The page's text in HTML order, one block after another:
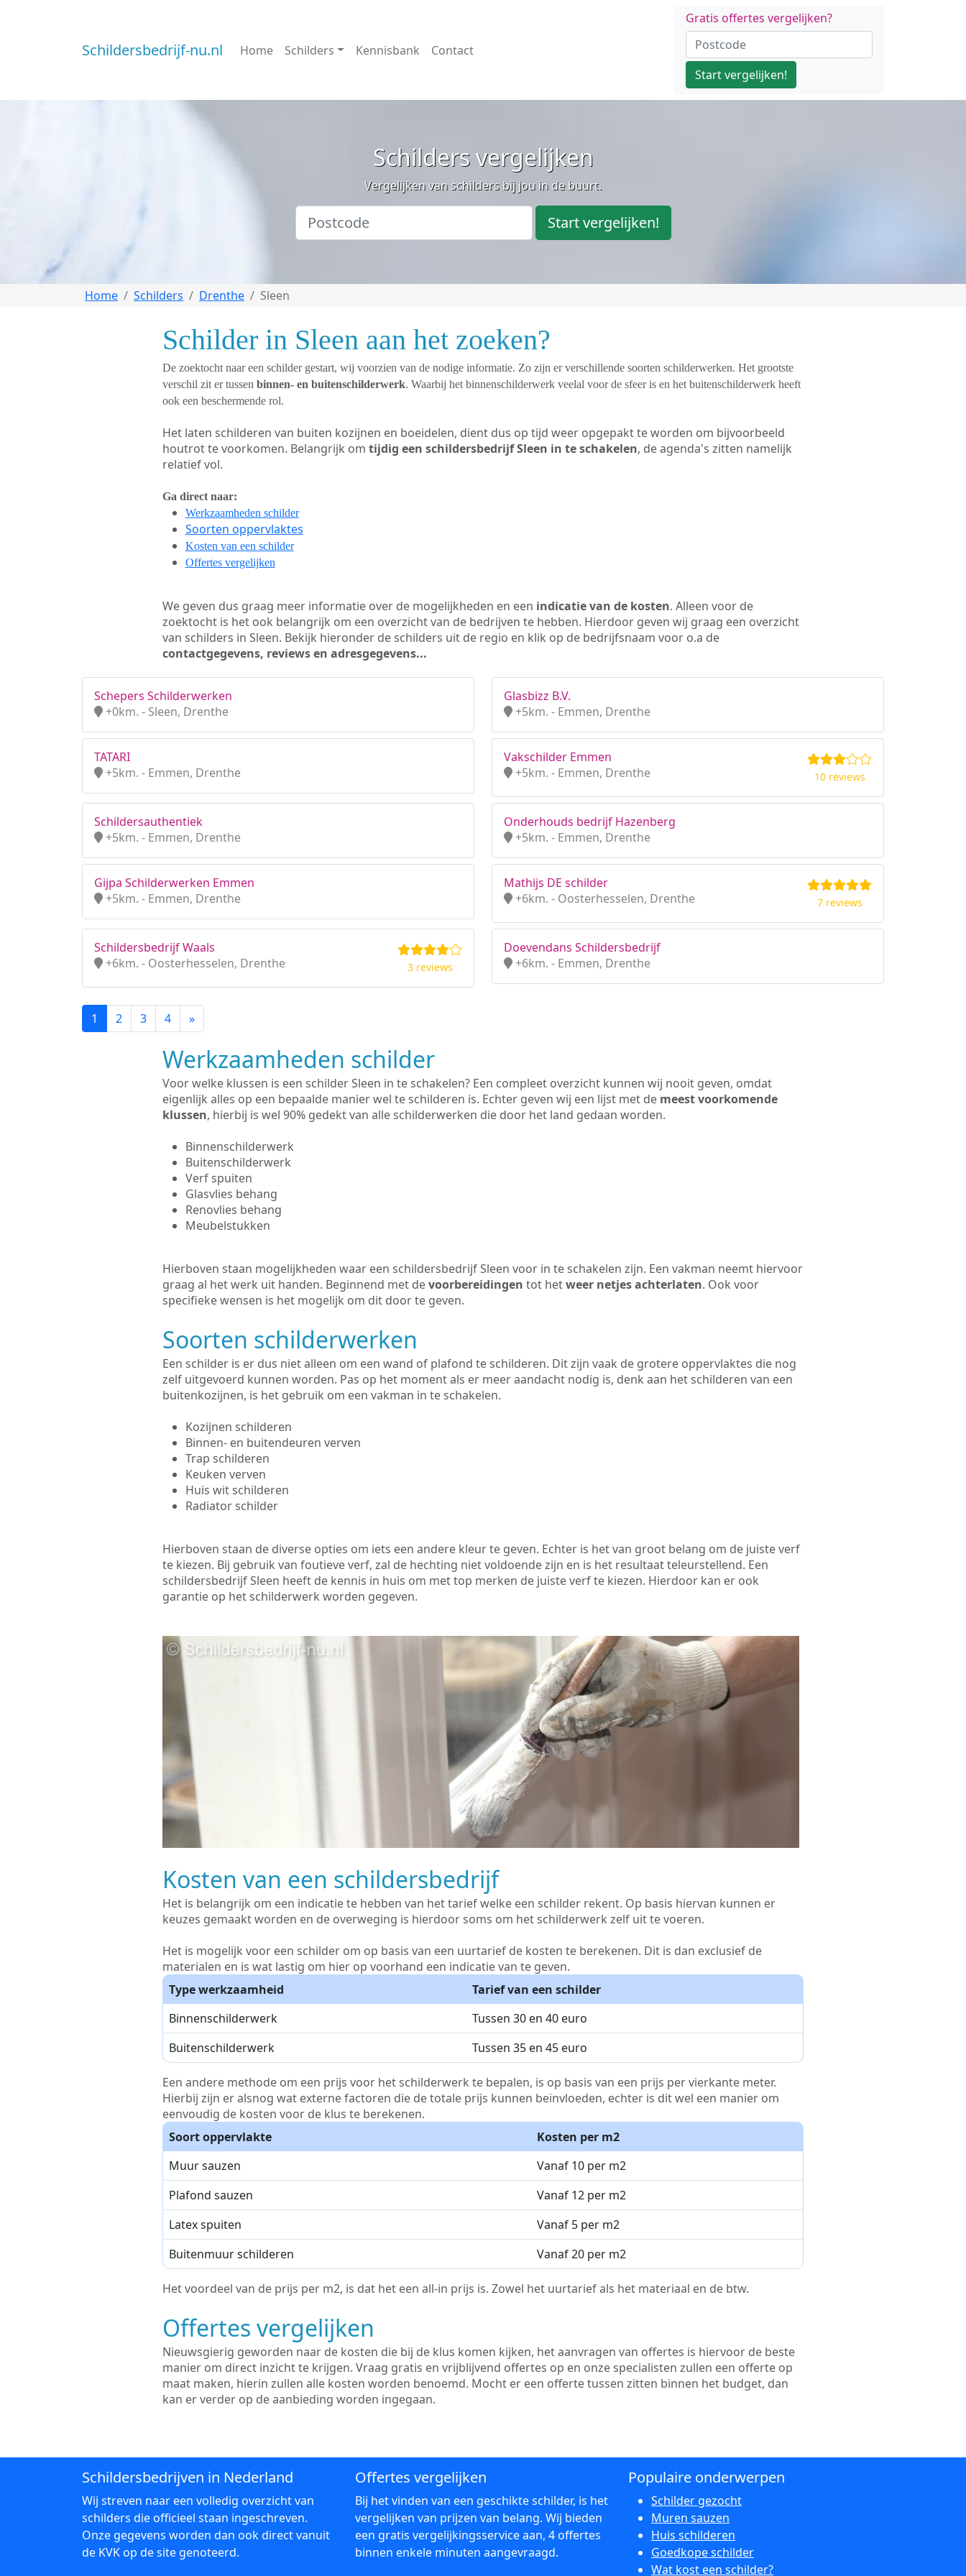
Schildersbedrijf-nu.nl Home Schilders Kennisbank Contact
Gratis offertes vergelijken?
Start vergelijken!
Schilders vergelijken
Vergelijken van schilders bij jou in de buurt.
Start vergelijken!
Home Schilders Drenthe Sleen
Schilder in Sleen aan het zoeken?
De zoektocht naar een schilder gestart, wij voorzien van de nodige informatie. Zo zijn er verschillende soorten schilderwerken. Het grootste
verschil zit er tussen binnen- en buitenschilderwerk. Waarbij het binnenschilderwerk veelal voor de sfeer is en het buitenschilderwerk heeft
ook een beschermende rol.
Het laten schilderen van buiten kozijnen en boeidelen, dient dus op tijd weer opgepakt te worden om bijvoorbeeld
houtrot te voorkomen. Belangrijk om tijdig een schildersbedrijf Sleen in te schakelen, de agenda's zitten namelijk
relatief vol.
Ga direct naar:
Werkzaamheden schilder
Soorten oppervlaktes
Kosten van een schilder
Offertes vergelijken
We geven dus graag meer informatie over de mogelijkheden en een indicatie van de kosten. Alleen voor de
zoektocht is het ook belangrijk om een overzicht van de bedrijven te hebben. Hierdoor geven wij graag een overzicht
van schilders in Sleen. Bekijk hieronder de schilders uit de regio en klik op de bedrijfsnaam voor o.a de
contactgegevens, reviews en adresgegevens...
Schepers Schilderwerken
+0km. - Sleen, Drenthe
Glasbizz B.V.
+5km. - Emmen, Drenthe
TATARI
+5km. - Emmen, Drenthe
Vakschilder Emmen
+5km. - Emmen, Drenthe
10 reviews
Schildersauthentiek
+5km. - Emmen, Drenthe
Onderhouds bedrijf Hazenberg
+5km. - Emmen, Drenthe
Gijpa Schilderwerken Emmen
+5km. - Emmen, Drenthe
Mathijs DE schilder
+6km. - Oosterhesselen, Drenthe
7 reviews
Schildersbedrijf Waals
+6km. - Oosterhesselen, Drenthe
3 reviews
Doevendans Schildersbedrijf
+6km. - Emmen, Drenthe
1 2 3 4 »
Werkzaamheden schilder
Voor welke klussen is een schilder Sleen in te schakelen? Een compleet overzicht kunnen wij nooit geven, omdat
eigenlijk alles op een bepaalde manier wel te schilderen is. Echter geven wij een lijst met de meest voorkomende
klussen, hierbij is wel 90% gedekt van alle schilderwerken die door het land gedaan worden.
Binnenschilderwerk
Buitenschilderwerk
Verf spuiten
Glasvlies behang
Renovlies behang
Meubelstukken
Hierboven staan mogelijkheden waar een schildersbedrijf Sleen voor in te schakelen zijn. Een vakman neemt hiervoor
graag al het werk uit handen. Beginnend met devoorbereidingen tot hetweer netjes achterlaten. Ook voor
specifieke wensen is het mogelijk om dit door te geven.
Soorten schilderwerken
Een schilder is er dus niet alleen om een wand of plafond te schilderen. Dit zijn vaak de grotere oppervlaktes die nog
zelf uitgevoerd kunnen worden. Pas op het moment als er meer aandacht nodig is, denk aan het schilderen van een
buitenkozijnen, is het gebruik om een vakman in te schakelen.
Kozijnen schilderen
Binnen- en buitendeuren verven
Trap schilderen
Keuken verven
Huis wit schilderen
Radiator schilder
Hierboven staan de diverse opties om iets een andere kleur te geven. Echter is het van groot belang om de juiste verf
te kiezen. Bij gebruik van foutieve verf, zal de hechting niet voldoende zijn en is het resultaat teleurstellend. Een
schildersbedrijf Sleen heeft de kennis in huis om met top merken de juiste verf te kiezen. Hierdoor kan er ook
garantie op het schilderwerk worden gegeven.
Kosten van een schildersbedrijf
Het is belangrijk om een indicatie te hebben van het tarief welke een schilder rekent. Op basis hiervan kunnen er
keuzes gemaakt worden en de overweging is hierdoor soms om het schilderwerk zelf uit te voeren.
Het is mogelijk voor een schilder om op basis van een uurtarief de kosten te berekenen. Dit is dan exclusief de
materialen en is wat lastig om hier op voorhand een indicatie van te geven.
Type werkzaamheid
Tarief van een schilder
Binnenschilderwerk
Tussen 30 en 40 euro
Buitenschilderwerk
Tussen 35 en 45 euro
Een andere methode om een prijs voor het schilderwerk te bepalen, is op basis van een prijs per vierkante meter.
Hierbij zijn er alsnog wat externe factoren die de totale prijs kunnen beïnvloeden, echter is dit wel een manier om
eenvoudig de kosten voor de klus te berekenen.
Soort oppervlakte
Kosten per m2
Muur sauzen
Vanaf 10 per m2
Plafond sauzen
Vanaf 12 per m2
Latex spuiten
Vanaf 5 per m2
Buitenmuur schilderen
Vanaf 20 per m2
Het voordeel van de prijs per m2, is dat het een all-in prijs is. Zowel het uurtarief als het materiaal en de btw.
Offertes vergelijken
Nieuwsgierig geworden naar de kosten die bij de klus komen kijken, het aanvragen van offertes is hiervoor de beste
manier om direct inzicht te krijgen. Vraag gratis en vrijblijvend offertes op en onze specialisten zullen een offerte op
maat maken, hierin zullen alle kosten worden benoemd. Mocht er een offerte tussen zitten binnen het budget, dan
kan er verder op de aanbieding worden ingegaan.
Schildersbedrijven in Nederland
Wij streven naar een volledig overzicht van
schilders die officieel staan ingeschreven.
Onze gegevens worden dan ook direct vanuit
de KVK op de site genoteerd.
Offertes vergelijken
Bij het vinden van een geschikte schilder, is het
vergelijken van prijzen van belang. Wij bieden
een gratis vergelijkingsservice aan, 4 offertes
binnen enkele minuten aangevraagd.
Populaire onderwerpen
Schilder gezocht
Muren sauzen
Huis schilderen
Goedkope schilder
Wat kost een schilder?